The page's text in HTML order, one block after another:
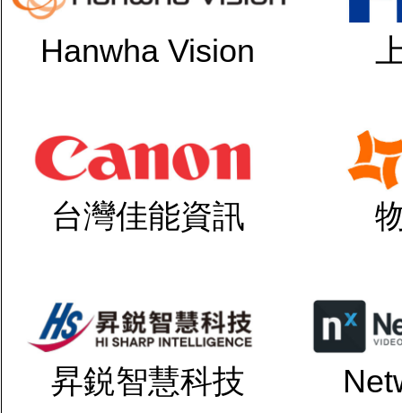
Hanwha Vision
台灣佳能資訊
昇鋭智慧科技